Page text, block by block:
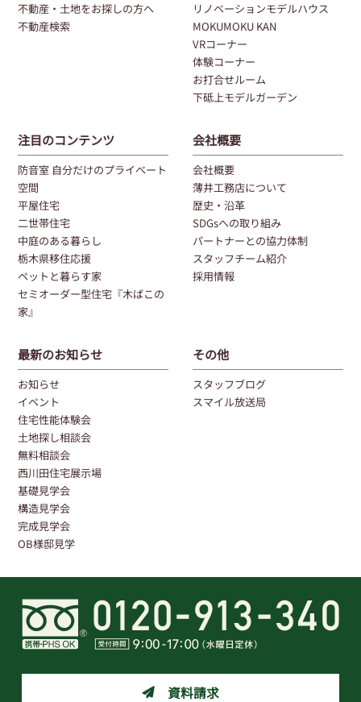
不動産・土地をお探しの方へ
不動産検索
リノベーションモデルハウス
MOKUMOKU KAN
VRコーナー
体験コーナー
お打合せルーム
下砥上モデルガーデン
注目のコンテンツ
防音室 自分だけのプライベート
空間
平屋住宅
二世帯住宅
中庭のある暮らし
栃木県移住応援
ペットと暮らす家
セミオーダー型住宅『木ばこの
家』
会社概要
会社概要
薄井工務店について
歴史・沿革
SDGsへの取り組み
パートナーとの協力体制
スタッフチーム紹介
採用情報
最新のお知らせ
お知らせ
イベント
住宅性能体験会
土地探し相談会
無料相談会
西川田住宅展示場
基礎見学会
構造見学会
完成見学会
OB様邸見学
その他
スタッフブログ
スマイル放送局
資料請求